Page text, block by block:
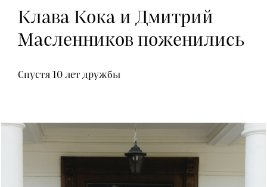
Клава Кока и Дмитрий
Масленников поженились
Спустя 10 лет дружбы